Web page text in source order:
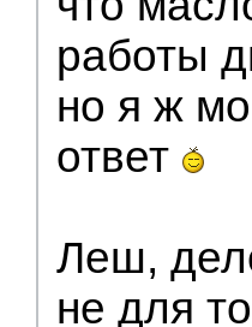
работы
но я ж
ответ
Леш,
не для